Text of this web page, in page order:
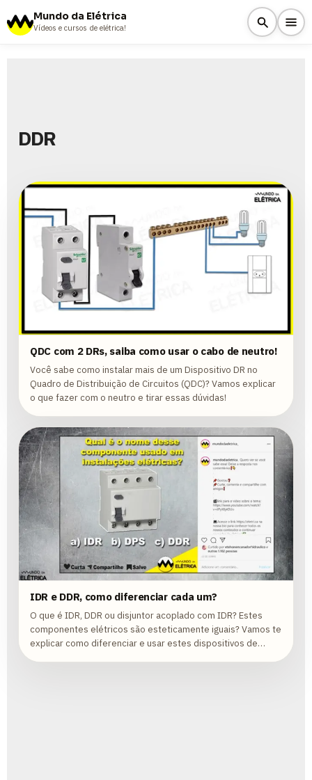
Mundo da Elétrica
Vídeos e cursos de elétrica!
DDR
QDC com 2 DRs, saiba como usar o cabo de neutro!
Você sabe como instalar mais de um Dispositivo DR no
Quadro de Distribuição de Circuitos (QDC)? Vamos explicar
o que fazer com o neutro e tirar essas dúvidas!
IDR e DDR, como diferenciar cada um?
O que é IDR, DDR ou disjuntor acoplado com IDR? Estes
componentes elétricos são esteticamente iguais? Vamos te
explicar como diferenciar e usar estes dispositivos de
proteção elétrica?